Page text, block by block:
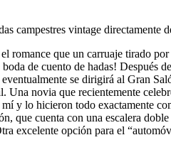
romance que un carruaje tirado
de cuento de hadas! Después
se dirigirá al Gran
novia que recientemente
y lo hicieron todo exactamente
que cuenta con una escalera
excelente opción para el